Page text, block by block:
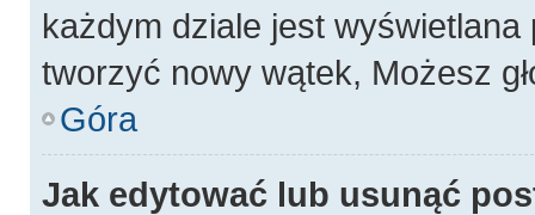
każdym dziale jest wyświetlana
tworzyć nowy wątek, Możesz
Góra
Jak edytować lub usunąć